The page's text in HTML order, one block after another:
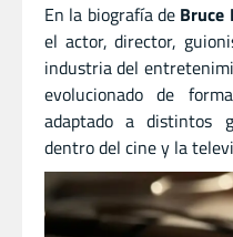
En la biografía de Bruce
el actor, director,
industria del
evolucionado de
adaptado a distintos
dentro del cine y la